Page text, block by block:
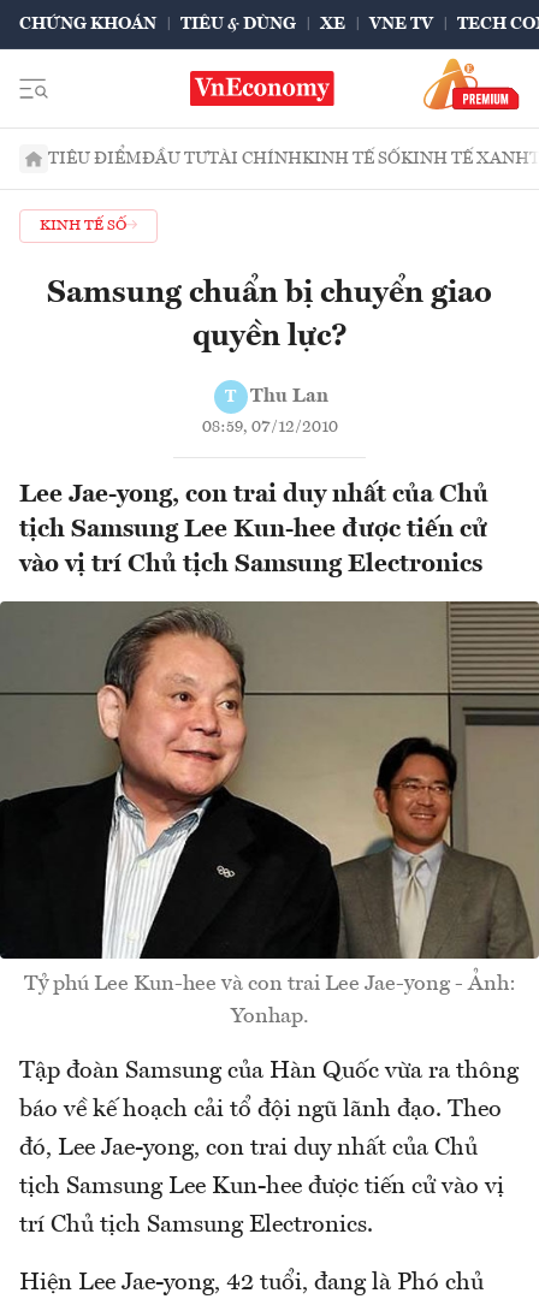
CHỨNG KHOÁN TIÊU & DÙNG XE VNE TV TECH
TIÊU ĐIỂMĐẦU TƯTÀI CHÍNHKINH TẾ SỐKINH TẾ XANH
KINH TẾ SỐ
Samsung chuẩn bị chuyển giao
quyền lực?
T Thu Lan
08:59, 07/12/2010
Lee Jae-yong, con trai duy nhất của Chủ
tịch Samsung Lee Kun-hee được tiến cử
vào vị trí Chủ tịch Samsung Electronics
Tỷ phú Lee Kun-hee và con trai Lee Jae-yong - Ảnh:
Yonhap.
Tập đoàn Samsung của Hàn Quốc vừa ra thông
báo về kế hoạch cải tổ đội ngũ lãnh đạo. Theo
đó, Lee Jae-yong, con trai duy nhất của Chủ
tịch Samsung Lee Kun-hee được tiến cử vào vị
trí Chủ tịch Samsung Electronics.
Hiện Lee Jae-yong, 42 tuổi, đang là Phó chủ